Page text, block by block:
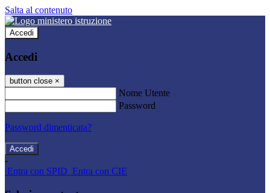
Salta al contenuto
Accedi
Accedi
button close ×
Nome Utente
Password
Password dimenticata?
-
Entra con SPID Entra con CIE